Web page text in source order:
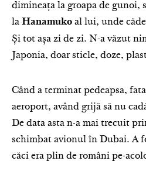
dimineața la groapa de gunoi,
la Hanamuko al lui, unde
Și tot așa zi de zi. N-a văzut
Japonia, doar sticle, doze,
Când a terminat pedeapsa,
aeroport, având grijă să nu
De data asta n-a mai trecuit
schimbat avionul în Dubai. A
căci era plin de români pe-